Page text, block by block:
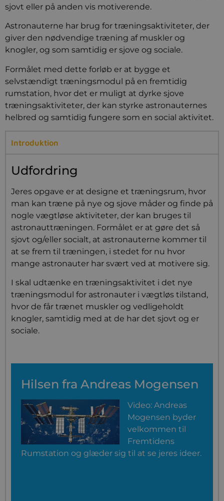
sjovt eller på anden vis motiverende.
Astronauterne har brug for træningsaktiviteter, der
giver den nødvendige træning af muskler og
knogler, og som samtidig er sjove og sociale.
Formålet med dette forløb er at bygge et
selvstændigt træningsmodul på en fremtidig
rumstation, hvor det er muligt at dyrke sjove
træningsaktiviteter, der kan styrke astronauternes
helbred og samtidig fungere som en social aktivitet.
Introduktion
Udfordring
Jeres opgave er at designe et træningsrum, hvor
man kan træne på nye og sjove måder og finde på
nogle vægtløse aktiviteter, der kan bruges til
astronauttræningen. Formålet er at gøre det så
sjovt og/eller socialt, at astronauterne kommer til
at se frem til træningen, i stedet for nu hvor
mange astronauter har svært ved at motivere sig.
I skal udtænke en træningsaktivitet i det nye
træningsmodul for astronauter i vægtløs tilstand,
hvor de får trænet muskler og vedligeholdt
knogler, samtidig med at de har det sjovt og er
sociale.
Hilsen fra Andreas Mogensen
Video: Andreas
Mogensen byder
velkommen til
Fremtidens
Rumstation og glæder sig til at se jeres ideer.